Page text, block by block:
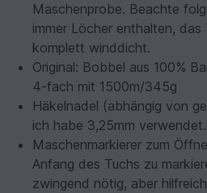
Maschenprobe. Beachte
immer Löcher enthalten,
komplett winddicht.
Original: Bobbel aus 100%
4-fach mit 1500m/345g
Häkelnadel (abhängig von
ich habe 3,25mm verwendet.
Maschenmarkierer zum
Anfang des Tuchs zu
zwingend nötig, aber